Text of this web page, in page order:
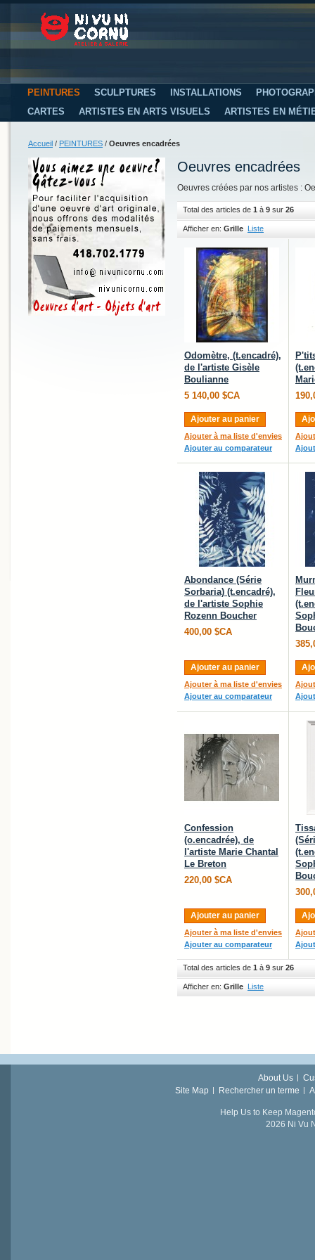
PEINTURES SCULPTURES INSTALLATIONS
CARTES
ARTISTES EN ARTS VISUELS ARTISTES EN
Accueil / PEINTURES / Oeuvres encadrées
Oeuvres encadrées
Oeuvres créées par nos artistes :
Total des articles de 1 à 9 sur 26
Afficher en: Grille Liste
Odomètre, (t.encadré),
de l'artiste Gisèle
Boulianne
5 140,00 $CA
Ajouter au panier
Ajouter à ma liste d'envies
Ajouter au comparateur
Abondance (Série
Sorbaria) (t.encadré),
de l'artiste Sophie
Rozenn Boucher
400,00 $CA
Ajouter au panier
Ajouter à ma liste d'envies
Ajouter au comparateur
Confession
(o.encadrée), de
l'artiste Marie Chantal
Le Breton
220,00 $CA
Ajouter au panier
Ajouter à ma liste d'envies
Ajouter au comparateur
Total des articles de 1 à 9 sur 26
Afficher en: Grille Liste
About Us
Site Map
Rechercher un terme
Help Us to Keep
2026 Ni Vu